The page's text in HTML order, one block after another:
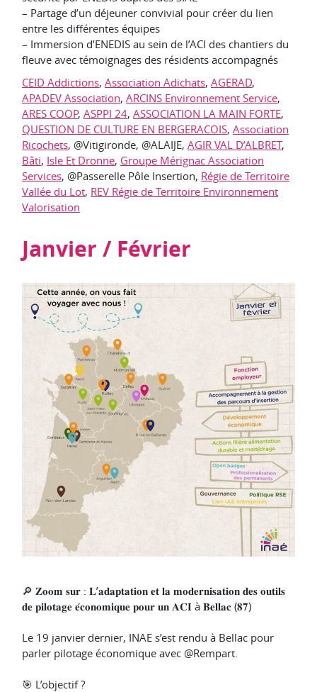
– Partage d’un déjeuner convivial pour créer du lien
entre les différentes équipes
– Immersion d’ENEDIS au sein de l’ACI des chantiers du
fleuve avec témoignages des résidents accompagnés
CEID Addictions, Association Adichats, AGERAD,
APADEV Association, ARCINS Environnement Service,
ARES COOP, ASPPI 24, ASSOCIATION LA MAIN FORTE,
QUESTION DE CULTURE EN BERGERACOIS, Association
Ricochets, @Vitigironde, @ALAIJE, AGIR VAL D’ALBRET,
Bâti, Isle Et Dronne, Groupe Mérignac Association
Services, @Passerelle Pôle Insertion, Régie de Territoire
Vallée du Lot, REV Régie de Territoire Environnement
Valorisation
Janvier / Février
🔎 𝐙𝐨𝐨𝐦 𝐬𝐮𝐫 : 𝐋’𝐚𝐝𝐚𝐩𝐭𝐚𝐭𝐢𝐨𝐧 𝐞𝐭 𝐥𝐚 𝐦𝐨𝐝𝐞𝐫𝐧𝐢𝐬𝐚𝐭𝐢𝐨𝐧 𝐝𝐞𝐬 𝐨𝐮𝐭𝐢𝐥𝐬
𝐝𝐞 𝐩𝐢𝐥𝐨𝐭𝐚𝐠𝐞 𝐞́𝐜𝐨𝐧𝐨𝐦𝐢𝐪𝐮𝐞 𝐩𝐨𝐮𝐫 𝐮𝐧 𝐀𝐂𝐈 à 𝐁𝐞𝐥𝐥𝐚𝐜 (𝟖𝟕)
Le 19 janvier dernier, INAE s’est rendu à Bellac pour
parler pilotage économique avec @Rempart.
🎯 L’objectif ?